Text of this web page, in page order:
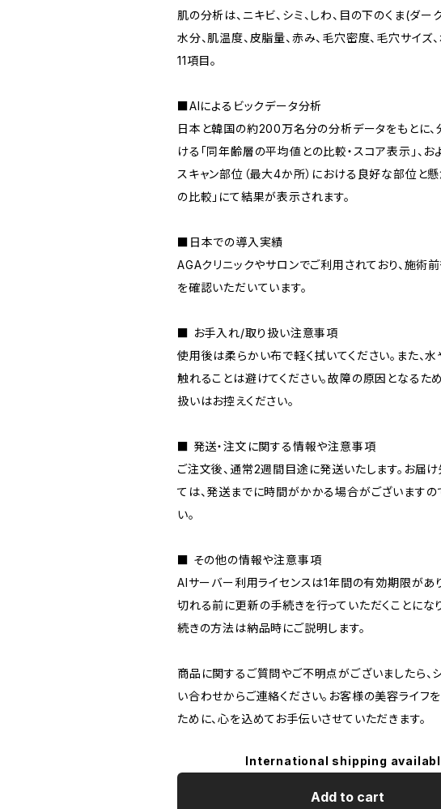
肌の分析は、ニキビ、シミ、しわ、目の下のくま(ダー
水分、肌温度、皮脂量、赤み、毛穴密度、毛穴サイズ
11項目。
■AIによるビックデータ分析
日本と韓国の約200万名分の分析データをもとに
ける「同年齢層の平均値との比較・スコア表示」、お
スキャン部位（最大4か所）における良好な部位と
の比較」にて結果が表示されます。
■日本での導入実績
AGAクリニックやサロンでご利用されており、施術
を確認いただいています。
■ お手入れ/取り扱い注意事項
使用後は柔らかい布で軽く拭いてください。また、
触れることは避けてください。故障の原因となるた
扱いはお控えください。
■ 発送・注文に関する情報や注意事項
ご注文後、通常2週間目途に発送いたします。お届
ては、発送までに時間がかかる場合がございますの
い。
■ その他の情報や注意事項
AIサーバー利用ライセンスは1年間の有効期限があ
切れる前に更新の手続きを行っていただくことにな
続きの方法は納品時にご説明します。
商品に関するご質問やご不明点がございましたら、
い合わせからご連絡ください。お客様の美容ライフ
ために、心を込めてお手伝いさせていただきます。
International shipping
Add to cart